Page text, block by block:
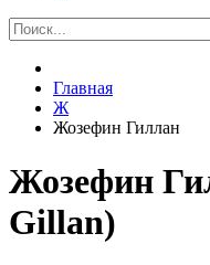
Главная
Ж
Жозефин Гиллан
Жозефин
Gillan)